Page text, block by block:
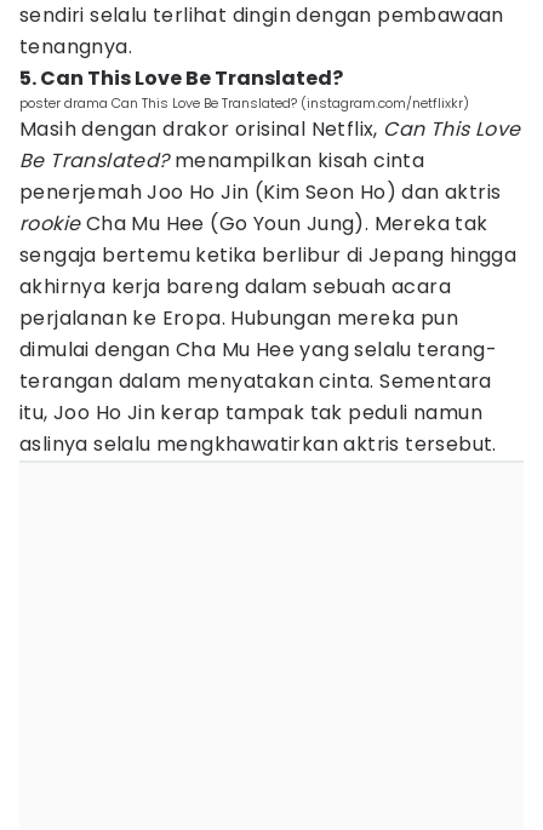
sendiri selalu terlihat dingin dengan pembawaan
tenangnya.
5. Can This Love Be Translated?
poster drama Can This Love Be Translated? (instagram.com/netflixkr)
Masih dengan drakor orisinal Netflix, Can This Love
Be Translated?menampilkan kisah cinta
penerjemah Joo Ho Jin (Kim Seon Ho) dan aktris
rookieCha Mu Hee (Go Youn Jung). Mereka tak
sengaja bertemu ketika berlibur di Jepang hingga
akhirnya kerja bareng dalam sebuah acara
perjalanan ke Eropa. Hubungan mereka pun
dimulai dengan Cha Mu Hee yang selalu terang-
terangan dalam menyatakan cinta. Sementara
itu, Joo Ho Jin kerap tampak tak peduli namun
aslinya selalu mengkhawatirkan aktris tersebut.